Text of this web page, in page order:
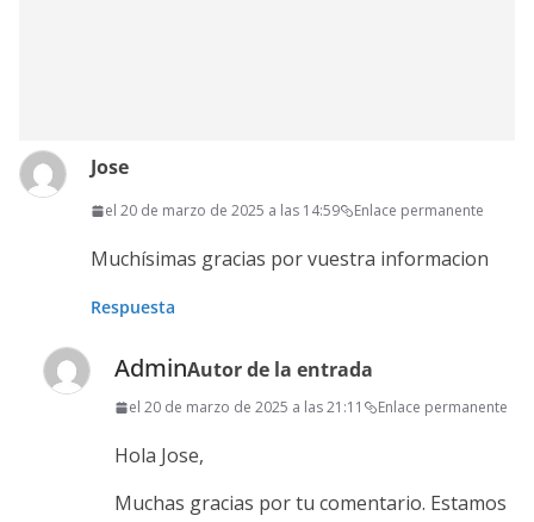
Jose
el 20 de marzo de 2025 a las 14:59 Enlace permanente
Muchísimas gracias por vuestra informacion
Respuesta
AdminAutor de la entrada
el 20 de marzo de 2025 a las 21:11 Enlace permanente
Hola Jose,
Muchas gracias por tu comentario. Estamos